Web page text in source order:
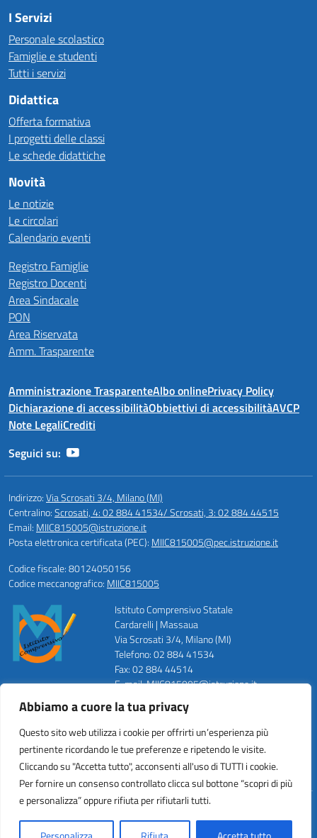
Abbiamo a cuore la tua privacy
Questo sito web utilizza i cookie per offrirti un’esperienza più
pertinente ricordando le tue preferenze e ripetendo le visite.
Cliccando su "Accetta tutto", acconsenti all'uso di TUTTI i cookie.
Per fornire un consenso controllato clicca sul bottone “scopri di più
e personalizza” oppure rifiuta per rifiutarli tutti.
I Servizi
Personale scolastico
Famiglie e studenti
Tutti i servizi
Didattica
Offerta formativa
I progetti delle classi
Le schede didattiche
Novità
Le notizie
Le circolari
Calendario eventi
Registro Famiglie
Registro Docenti
Area Sindacale
PON
Area Riservata
Amm. Trasparente
Amministrazione TrasparenteAlbo onlinePrivacy Policy
Dichiarazione di accessibilitàObbiettivi di accessibilitàAVCP
Note LegaliCrediti
Seguici su:
Indirizzo:Via Scrosati 3/4, Milano (MI)
Centralino:Scrosati, 4: 02 884 41534/ Scrosati, 3: 02 884 44515
Email: MIIC815005@istruzione.it
Posta elettronica certificata (PEC): MIIC815005@pec.istruzione.it
Codice fiscale: 80124050156
Codice meccanografico: MIIC815005
Istituto Comprensivo Statale
Cardarelli | Massaua
Via Scrosati 3/4, Milano (MI)
Telefono: 02 884 41534
Fax: 02 884 44514
E-mail: MIIC815005@istruzione.it
PEC: MIIC815005@pec.istruzione.it
Codice Meccanografico: MIIC815005
Codice Fiscale: 80124050156
Codice Univoco ufficio: UFZWMT